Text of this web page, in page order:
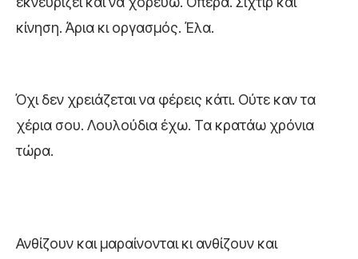
κίνηση. Άρια κι οργασμός. Έλα.
Όχι δεν χρειάζεται να φέρεις κάτι. Ούτε καν τα
χέρια σου. Λουλούδια έχω. Τα κρατάω χρόνια
τώρα.
Ανθίζουν και μαραίνονται κι ανθίζουν και